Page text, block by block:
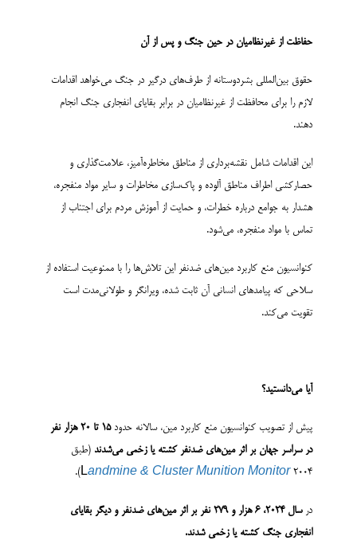
حفاظت از غیرنظامیان در حین جنگ و پس از آن
حقوق بین‌المللی بشردوستانه از طرف‌های درگیر در جنگ می‌خواهد اقدامات
لازم را برای محافظت از غیرنظامیان در برابر بقایای انفجاری جنگ انجام
دهند.
این اقدامات شامل نقشه‌برداری از مناطق مخاطره‌آمیز، علامت‌گذاری و
حصارکشی اطراف مناطق آلوده و پاک‌سازی مخاطرات و سایر مواد منفجره،
هشدار به جوامع درباره خطرات، و حمایت از آموزش مردم برای اجتناب از
تماس با مواد منفجره، می‌شود.
کنوانسیون منع کاربرد مین‌های ضدنفر این تلاش‌ها را با ممنوعیت استفاده از
سلاحی که پیامدهای انسانی آن ثابت شده، ویرانگر و طولانی‌مدت است
تقویت می‌کند.
آیا می‌دانستید؟
پیش از تصویب کنوانسیون منع کاربرد مین، سالانه حدود۱۵ تا ۲۰ هزار نفر
در سراسر جهان بر اثر مین‌های ضدنفر کشته یا زخمی می‌شدند (طبق
Landmine & Cluster Munition Monitor۲۰۰۴).
درسال۲۰۲۴، 6 هزار و ۲۷۹ نفر بر اثر مین‌های ضدنفر و دیگر بقایای
انفجاری جنگ کشته یا زخمی شدند.